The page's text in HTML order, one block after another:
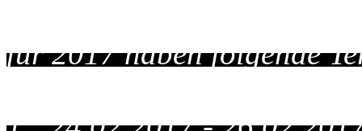
für 2017 haben folgende